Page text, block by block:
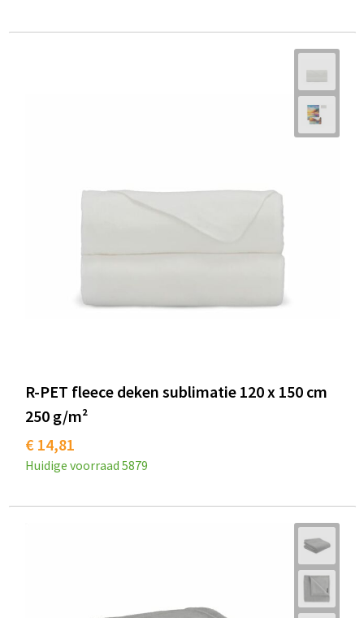
R-PET fleece deken sublimatie 120 x 150 cm
250 g/m²
€ 14,81
Huidige voorraad 5879